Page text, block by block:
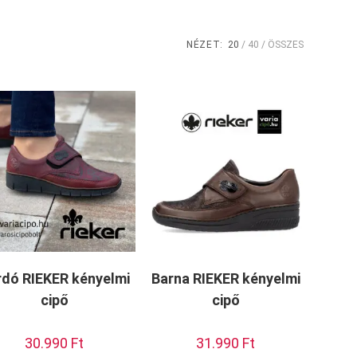
NÉZET: 20 40 ÖSSZES
RIEKER kényelmi
cipő
30.990 Ft
Barna RIEKER kényelmi
cipő
31.990 Ft